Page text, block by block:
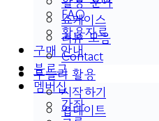
FAQ
활용자료
구매 안내
블로그
멤버십
강좌
쇼케이스
리뷰 모음
Contact
두들리 활용
시작하기
업데이트